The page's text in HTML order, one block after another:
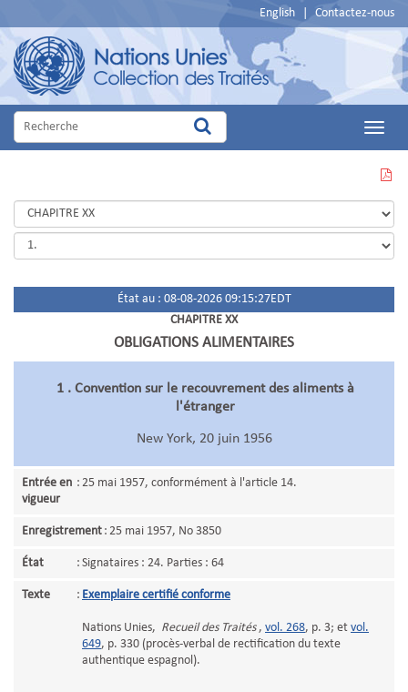
English Contactez-nous
Main
CETTE
PAGE
EN
PDF
État au : 08-08-2026 09:15:27EDT
CHAPITRE XX
OBLIGATIONS ALIMENTAIRES
1 . Convention sur le recouvrement des aliments à
l'étranger
New York, 20 juin 1956
Entrée en
vigueur
: 25 mai 1957, conformément à l'article 14.
Enregistrement : 25 mai 1957, No 3850
État : Signataires : 24. Parties : 64
Texte : Exemplaire certifié conforme
Nations Unies, Recueil des Traités, vol. 268, p. 3; et vol.
649, p. 330 (procès-verbal de rectification du texte
authentique espagnol).